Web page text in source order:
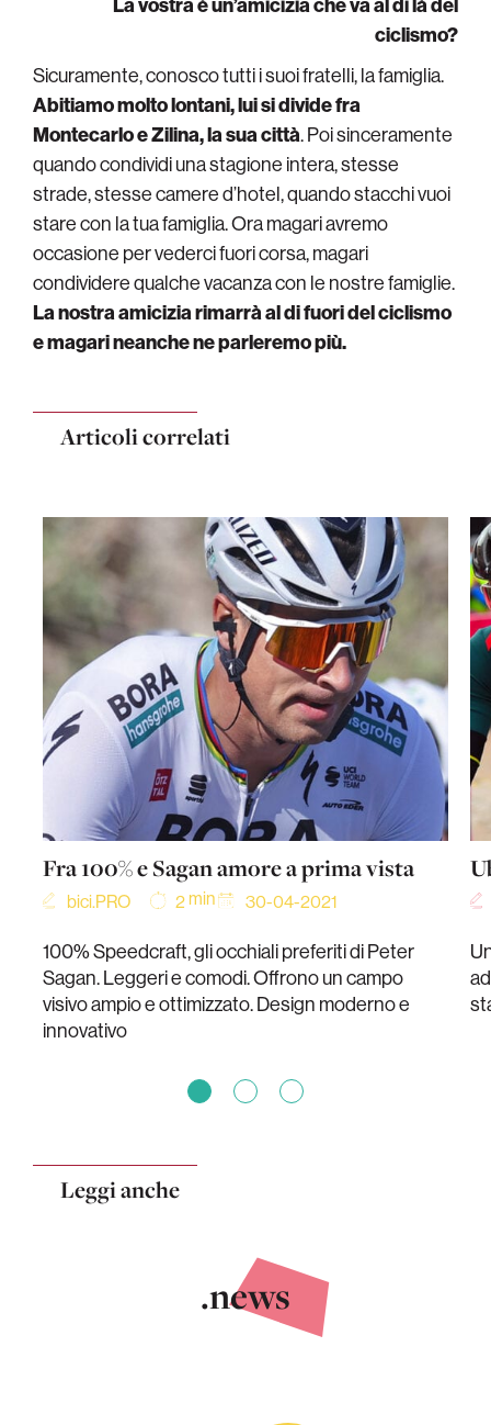
ciclismo?
Sicuramente, conosco tutti i suoi fratelli, la famiglia.
Abitiamo molto lontani, lui si divide fra
Montecarlo e Zilina, la sua città. Poi sinceramente
quando condividi una stagione intera, stesse
strade, stesse camere d’hotel, quando stacchi vuoi
stare con la tua famiglia. Ora magari avremo
occasione per vederci fuori corsa, magari
condividere qualche vacanza con le nostre famiglie.
La nostra amicizia rimarrà al di fuori del ciclismo
e magari neanche ne parleremo più.
Articoli correlati
Fra 100% e Sagan amore a prima vista
bici.PRO 2 min 30-04-2021
100% Speedcraft, gli occhiali preferiti di Peter
Sagan. Leggeri e comodi. Offrono un campo
visivo ampio e ottimizzato. Design moderno e
innovativo
Leggi anche
.news